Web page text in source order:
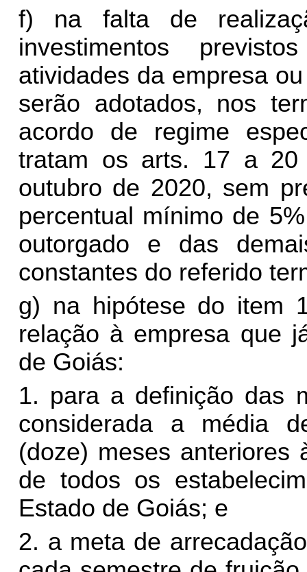
f) na falta de
investimentos
atividades da empresa
serão adotados, nos
acordo de regime
tratam os arts. 17 a
outubro de 2020, sem
percentual mínimo de
outorgado e das
constantes do referido
g) na hipótese do item
relação à empresa que
de Goiás:
1. para a definição das
considerada a média
(doze) meses anteriores
de todos os
Estado de Goiás; e
2. a meta de